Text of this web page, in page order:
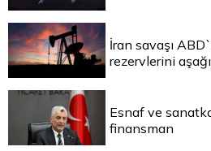
İran savaşı
rezervlerini
Esnaf ve
finansman